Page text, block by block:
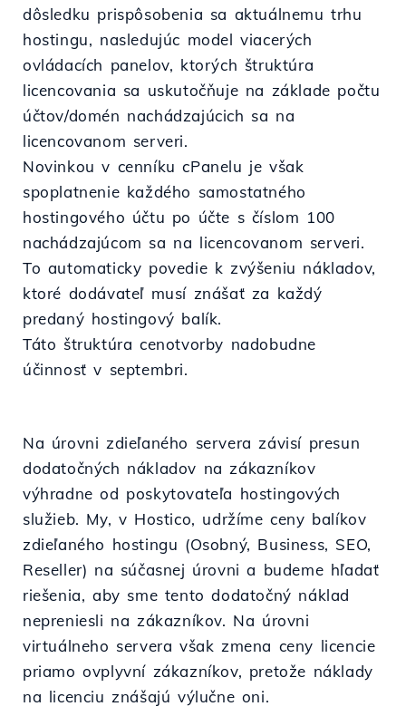
dôsledku prispôsobenia sa aktuálnemu trhu
hostingu, nasledujúc model viacerých
ovládacích panelov, ktorých štruktúra
licencovania sa uskutočňuje na základe počtu
účtov/domén nachádzajúcich sa na
licencovanom serveri.
Novinkou v cenníku cPanelu je však
spoplatnenie každého samostatného
hostingového účtu po účte s číslom 100
nachádzajúcom sa na licencovanom serveri.
To automaticky povedie k zvýšeniu nákladov,
ktoré dodávateľ musí znášať za každý
predaný hostingový balík.
Táto štruktúra cenotvorby nadobudne
účinnosť v septembri.
Na úrovni zdieľaného servera závisí presun
dodatočných nákladov na zákazníkov
výhradne od poskytovateľa hostingových
služieb. My, v Hostico, udržíme ceny balíkov
zdieľaného hostingu (Osobný, Business, SEO,
Reseller) na súčasnej úrovni a budeme hľadať
riešenia, aby sme tento dodatočný náklad
nepreniesli na zákazníkov. Na úrovni
virtuálneho servera však zmena ceny licencie
priamo ovplyvní zákazníkov, pretože náklady
na licenciu znášajú výlučne oni.